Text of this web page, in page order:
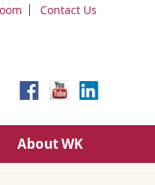
Contact Us
About WK